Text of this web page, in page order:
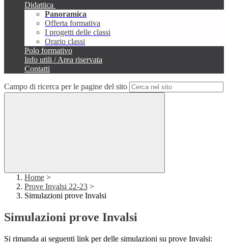
Didattica
Panoramica
Offerta formativa
I progetti delle classi
Orario classi
Polo formativo
Info utili / Area riservata
Contatti
Campo di ricerca per le pagine del sito
Home >
Prove Invalsi 22-23 >
Simulazioni prove Invalsi
Simulazioni prove Invalsi
Si rimanda ai seguenti link per delle simulazioni su prove Invalsi: